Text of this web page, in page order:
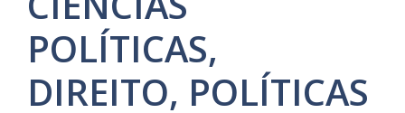
POLÍTICAS,
DIREITO, POLÍTICAS